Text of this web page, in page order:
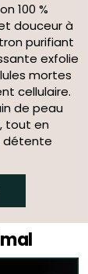
100 %
douceur à
purifiant
exfolie
mortes
cellulaire.
de peau
tout en
détente